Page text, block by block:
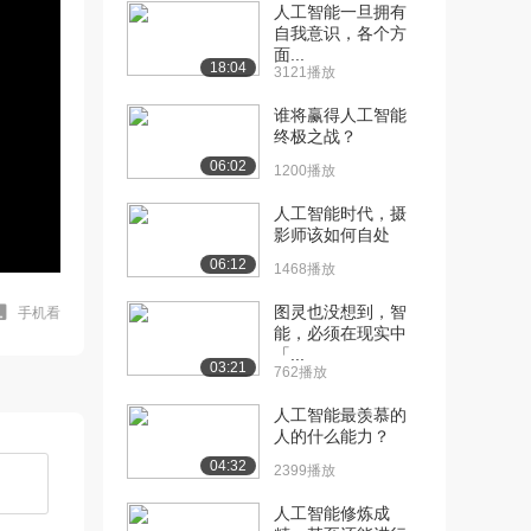
手机看
18:04
人工智能一旦拥有
自我意识，各个方
面...
3121播放
06:02
谁将赢得人工智能
终极之战？
1200播放
06:12
人工智能时代，摄
影师该如何自处
1468播放
03:21
图灵也没想到，智
能，必须在现实中
「...
762播放
04:32
人工智能最羡慕的
人的什么能力？
2399播放
人工智能修炼成